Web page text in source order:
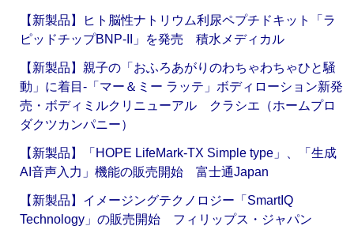
【新製品】ヒト脳性ナトリウム利尿ペプチドキット「ラ
ピッドチップBNP-II」を発売 積水メディカル
【新製品】親子の「おふろあがりのわちゃわちゃひと騒
動」に着目‐「マー＆ミー ラッテ」ボディローション新発
売・ボディミルクリニューアル クラシエ（ホームプロ
ダクツカンパニー）
【新製品】「HOPE LifeMark-TX Simple type」、「生成
AI音声入力」機能の販売開始 富士通Japan
【新製品】イメージングテクノロジー「SmartIQ
Technology」の販売開始 フィリップス・ジャパン